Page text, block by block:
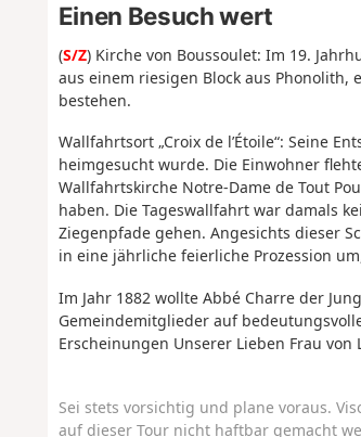
Einen Besuch wert
(S/Z) Kirche von Boussoulet: Im 19.
aus einem riesigen Block aus Phonolith,
bestehen.
Wallfahrtsort „Croix de l’Étoile“: Seine
heimgesucht wurde. Die Einwohner
Wallfahrtskirche Notre-Dame de Tout
haben. Die Tageswallfahrt war damals
Ziegenpfade gehen. Angesichts dieser
in eine jährliche feierliche Prozession
Im Jahr 1882 wollte Abbé Charre der
Gemeindemitglieder auf
Erscheinungen Unserer Lieben Frau von
Sei stets vorsichtig und plane voraus.
auf dieser Tour nicht haftbar gemacht